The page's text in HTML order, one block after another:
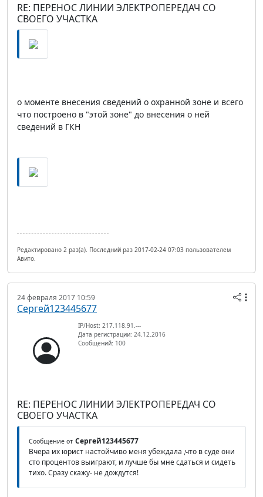
RE: ПЕРЕНОС ЛИНИИ ЭЛЕКТРОПЕРЕДАЧ СО
СВОЕГО УЧАСТКА
о моменте внесения сведений о охранной зоне и всего
что построено в "этой зоне" до внесения о ней
сведений в ГКН
Редактировано 2 раз(а). Последний раз 2017-02-24 07:03 пользователем
Авито.
24 февраля 2017 10:59
Сергей123445677
IP/Host: 217.118.91.---
Дата регистрации: 24.12.2016
Сообщений: 100
RE: ПЕРЕНОС ЛИНИИ ЭЛЕКТРОПЕРЕДАЧ СО
СВОЕГО УЧАСТКА
Сообщение от Сергей123445677
Вчера их юрист настойчиво меня убеждала ,что в суде они
сто процентов выиграют, и лучше бы мне сдаться и сидеть
тихо. Сразу скажу- не дождутся!